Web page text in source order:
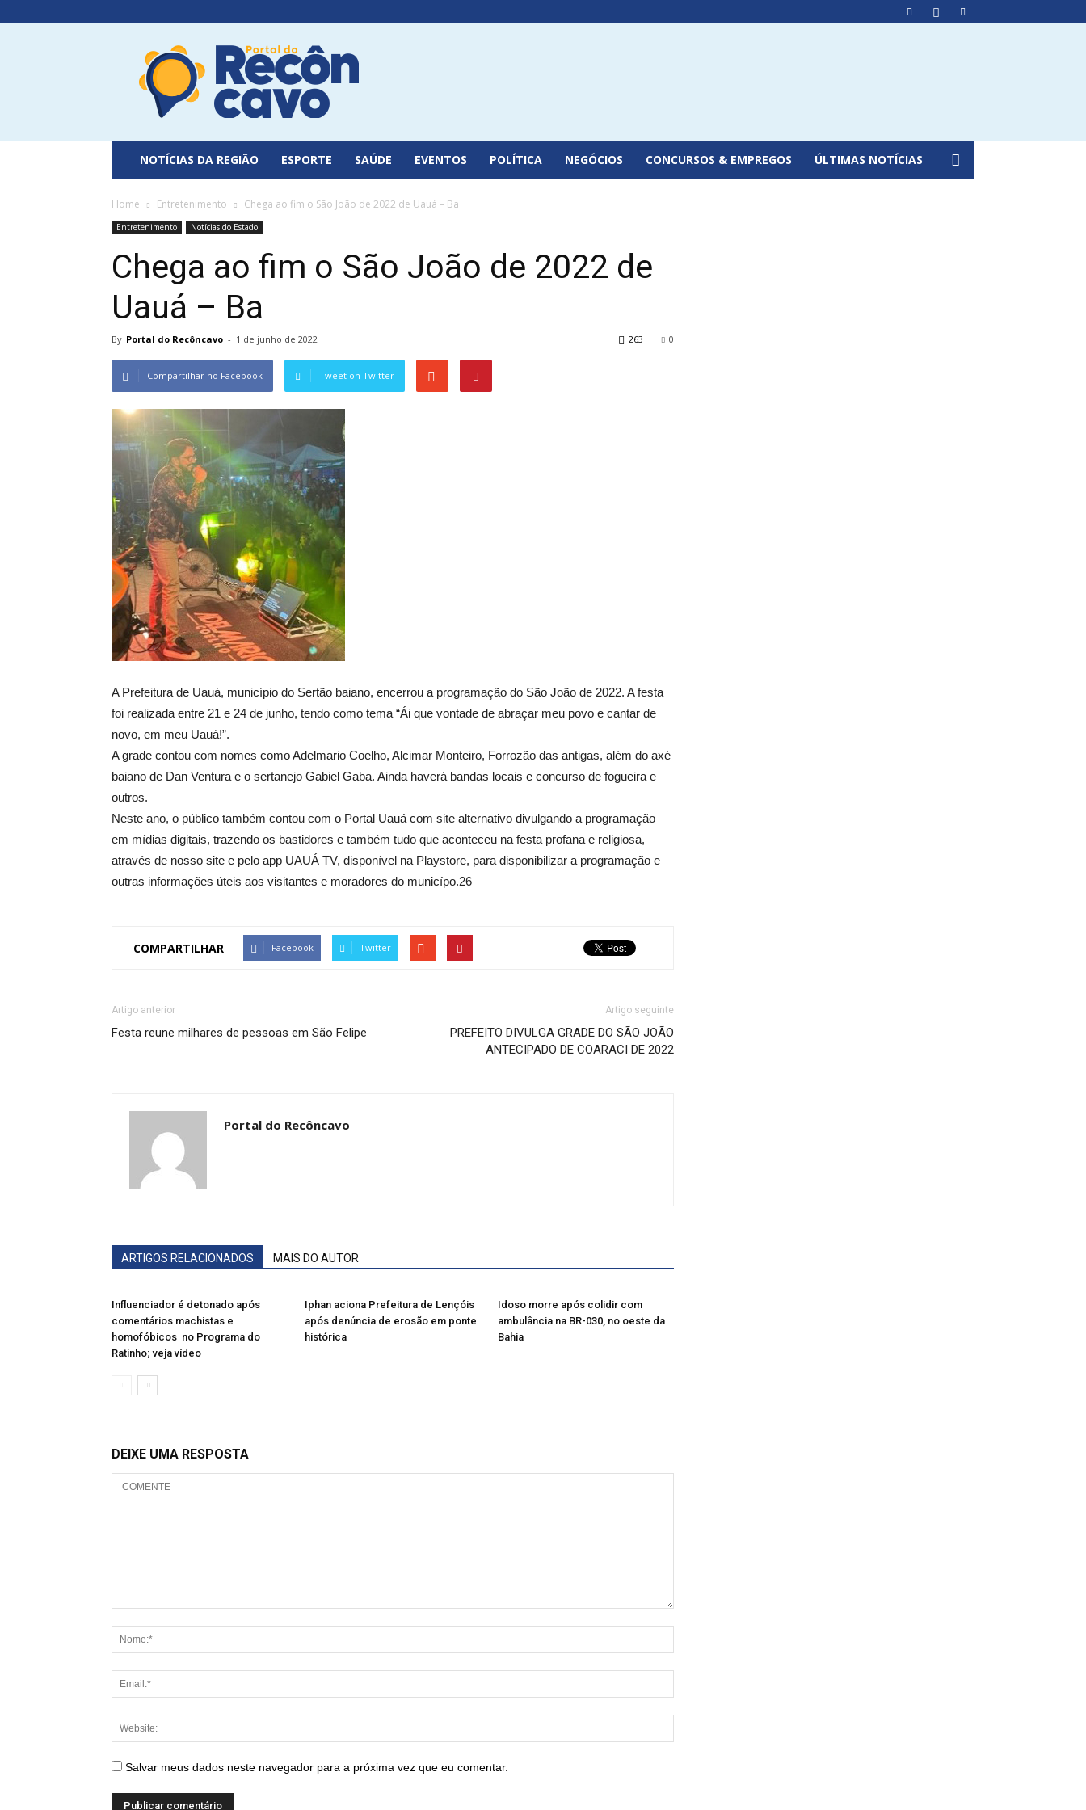
Portal
do
Recôncavo
NOTÍCIAS DA REGIÃO ESPORTE SAÚDE EVENTOS POLÍTICA NEGÓCIOS CONCURSOS & EMPREGOS ÚLTIMAS NOTÍCIAS
Home Entretenimento Chega ao fim o São João de 2022 de Uauá – Ba
Entretenimento Notícias do Estado
Chega ao fim o São João de 2022 de
Uauá – Ba
By Portal do Recôncavo - 1 de junho de 2022 0
263
Compartilhar no Facebook Tweet on Twitter
A Prefeitura de Uauá, município do Sertão baiano, encerrou a programação do São João de 2022. A festa
foi realizada entre 21 e 24 de junho, tendo como tema “Ái que vontade de abraçar meu povo e cantar de
novo, em meu Uauá!”.
A grade contou com nomes como Adelmario Coelho, Alcimar Monteiro, Forrozão das antigas, além do axé
baiano de Dan Ventura e o sertanejo Gabiel Gaba. Ainda haverá bandas locais e concurso de fogueira e
outros.
Neste ano, o público também contou com o Portal Uauá com site alternativo divulgando a programação
em mídias digitais, trazendo os bastidores e também tudo que aconteceu na festa profana e religiosa,
através de nosso site e pelo app UAUÁ TV, disponível na Playstore, para disponibilizar a programação e
outras informações úteis aos visitantes e moradores do municípo.26
COMPARTILHAR Facebook Twitter
Artigo anterior
Festa reune milhares de pessoas em São Felipe
Artigo seguinte
PREFEITO DIVULGA GRADE DO SÃO JOÃO
ANTECIPADO DE COARACI DE 2022
Portal do Recôncavo
ARTIGOS RELACIONADOS MAIS DO AUTOR
Influenciador é detonado após
comentários machistas e
homofóbicos no Programa do
Ratinho; veja vídeo
Iphan aciona Prefeitura de Lençóis
após denúncia de erosão em ponte
histórica
Idoso morre após colidir com
ambulância na BR-030, no oeste da
Bahia
DEIXE UMA RESPOSTA
Salvar meus dados neste navegador para a próxima vez que eu comentar.